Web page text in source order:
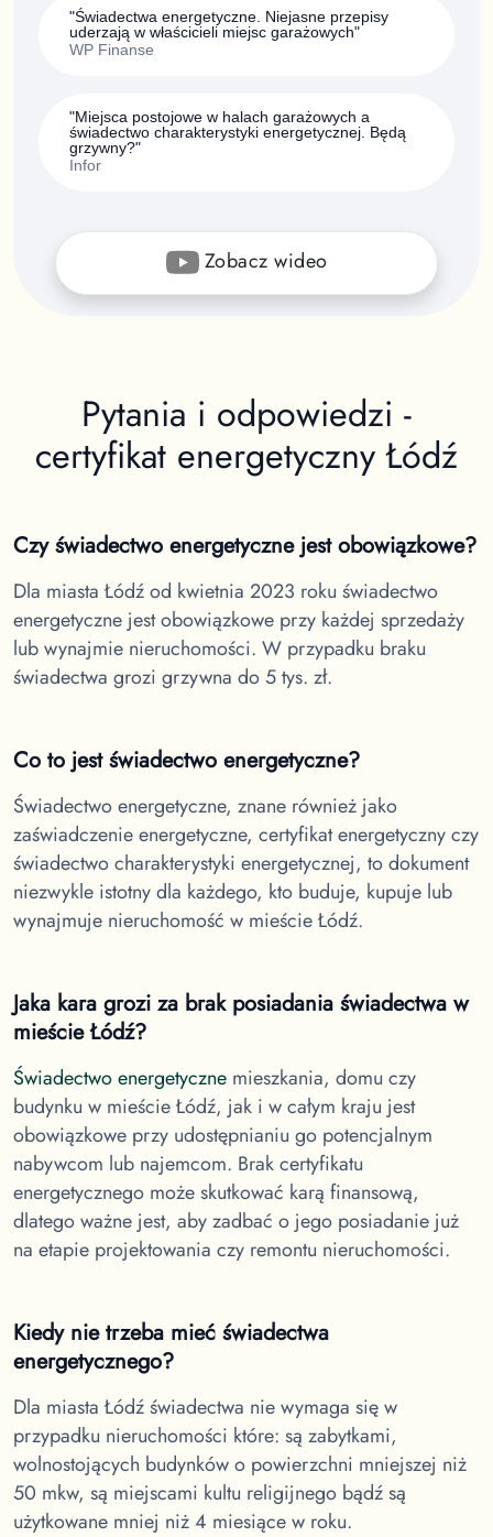
"Świadectwa energetyczne. Niejasne przepisy
uderzają w właścicieli miejsc garażowych"
WP Finanse
"Miejsca postojowe w halach garażowych a
świadectwo charakterystyki energetycznej. Będą
grzywny?"
Infor
Zobacz wideo
Pytania i odpowiedzi -
certyfikat energetycznyŁódź
Czy świadectwo energetyczne jest obowiązkowe?
Dla miasta Łódźod kwietnia 2023 roku świadectwo
energetyczne jest obowiązkowe przy każdej sprzedaży
lub wynajmie nieruchomości. W przypadku braku
świadectwa grozi grzywna do 5 tys. zł.
Co to jest świadectwo energetyczne?
Świadectwo energetyczne, znane również jako
zaświadczenie energetyczne, certyfikat energetyczny czy
świadectwo charakterystyki energetycznej, to dokument
niezwykle istotny dla każdego, kto buduje, kupuje lub
wynajmuje nieruchomość w mieście Łódź.
Jaka kara grozi za brak posiadania świadectwa w
mieście Łódź?
Świadectwo energetyczne mieszkania, domu czy
budynku w mieście Łódź, jak i w całym kraju jest
obowiązkowe przy udostępnianiu go potencjalnym
nabywcom lub najemcom. Brak certyfikatu
energetycznego może skutkować karą finansową,
dlatego ważne jest, aby zadbać o jego posiadanie już
na etapie projektowania czy remontu nieruchomości.
Kiedy nie trzeba mieć świadectwa
energetycznego?
Dla miasta Łódźświadectwa nie wymaga się w
przypadku nieruchomości które: są zabytkami,
wolnostojących budynków o powierzchni mniejszej niż
50 mkw, są miejscami kultu religijnego bądź są
użytkowane mniej niż 4 miesiące w roku.